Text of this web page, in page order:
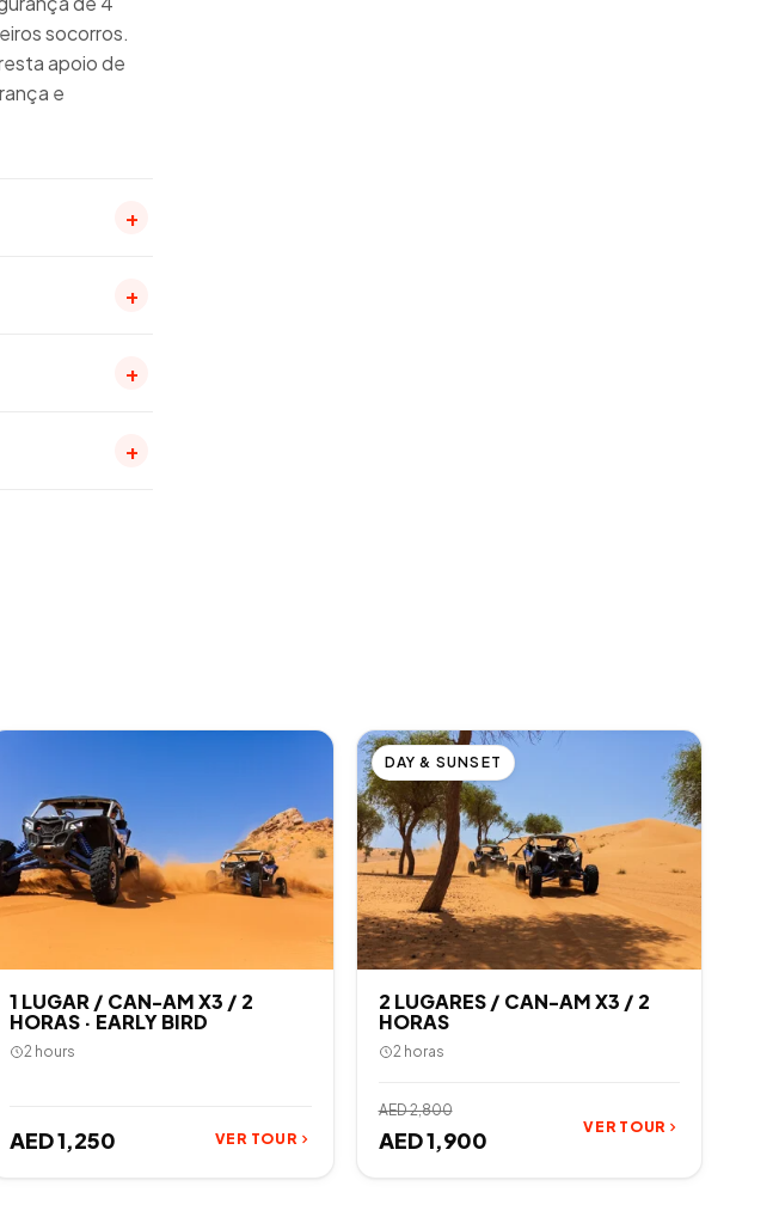
socorros.
apoio de
e
+
+
+
+
1 LUGAR / CAN-AM X3 / 2
HORAS · EARLY BIRD
2 hours
AED 1,250 VER TOUR
DAY & SUNSET
2 LUGARES / CAN-AM X3 / 2
HORAS
2 horas
AED 2,800
AED 1,900 VER TOUR